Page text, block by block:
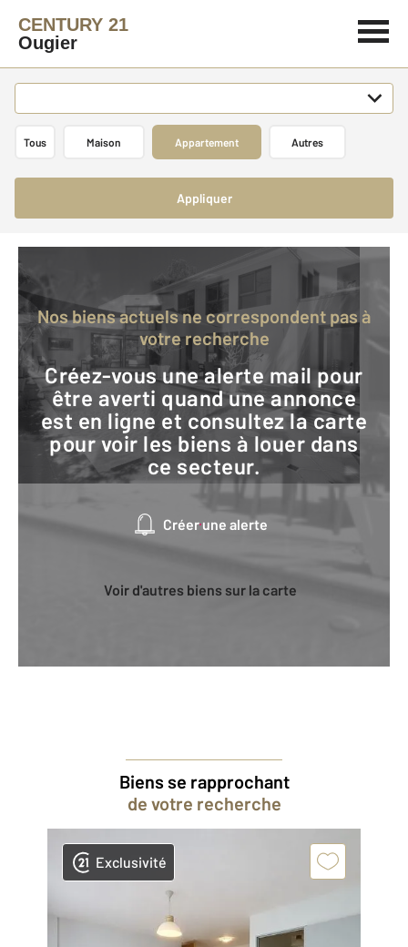
CENTURY 21
Ougier
Tous Maison Appartement Autres
Appliquer
Nos biens actuels ne correspondent pas à
votre recherche
Créez-vous une alerte mail pour
être averti quand une annonce
est en ligne et consultez la carte
pour voir les biens à louer dans
ce secteur.
Créer une alerte
Voir d'autres biens sur la carte
Biens se rapprochant
de votre recherche
Exclusivité